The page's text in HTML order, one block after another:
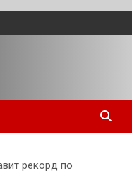
рекорд по